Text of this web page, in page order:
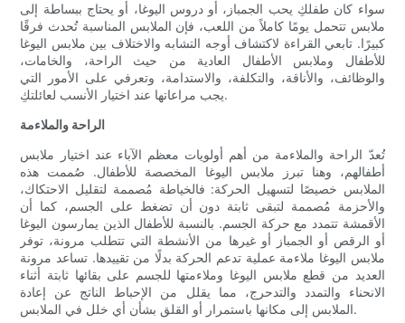
سواء كان طفلكِ يحب الجمباز، أو دروس اليوغا، أو يحتاج ببساطة إلى
ملابس تتحمل يومًا كاملاً من اللعب، فإن الملابس المناسبة تُحدث فرقًا
كبيرًا. تابعي القراءة لاكتشاف أوجه التشابه والاختلاف بين ملابس اليوغا
للأطفال وملابس الأطفال العادية من حيث الراحة، والخامات،
والوظائف، والأناقة، والتكلفة، والاستدامة، وتعرفي على الأمور التي
يجب مراعاتها عند اختيار الأنسب لعائلتكِ.
الراحة والملاءمة
تُعدّ الراحة والملاءمة من أهم أولويات معظم الآباء عند اختيار ملابس
أطفالهم، وهنا تبرز ملابس اليوغا المخصصة للأطفال. صُممت هذه
الملابس خصيصًا لتسهيل الحركة: فالخياطة مُصممة لتقليل الاحتكاك،
والأحزمة مُصممة لتبقى ثابتة دون أن تضغط على الجسم، كما أن
الأقمشة تتمدد مع حركة الجسم. بالنسبة للأطفال الذين يمارسون اليوغا
أو الرقص أو الجمباز أو غيرها من الأنشطة التي تتطلب مرونة، توفر
ملابس اليوغا ملاءمة عملية تدعم الحركة بدلًا من تقييدها. تساعد مرونة
العديد من قطع ملابس اليوغا وملاءمتها للجسم على بقائها ثابتة أثناء
الانحناء والتمدد والتدحرج، مما يقلل من الإحباط الناتج عن إعادة
الملابس إلى مكانها باستمرار أو القلق بشأن أي خلل في الملابس.